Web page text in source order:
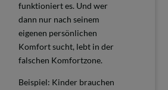
funktioniert es. Und wer
dann nur nach seinem
eigenen persönlichen
Komfort sucht, lebt in der
falschen Komfortzone.
Beispiel: Kinder brauchen